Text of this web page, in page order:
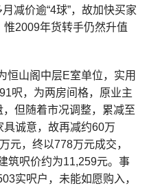
减价逾“4球”，故加快买家
惟2009年货转手仍然升值
恒山阁中层E室单位，实用
呎，为两房间格，原业主
但随着市况调整，累减至
诚意，故再减约60万
元，终以778万元成交，
筑呎价约为11,259元。事
实呎户，未能如愿购入，